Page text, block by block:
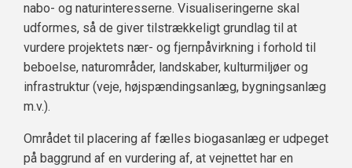
nabo- og naturinteresserne. Visualiseringerne skal
udformes, så de giver tilstrækkeligt grundlag til at
vurdere projektets nær- og fjernpåvirkning i forhold til
beboelse, naturområder, landskaber, kulturmiljøer og
infrastruktur (veje, højspændingsanlæg, bygningsanlæg
m.v.).
Området til placering af fælles biogasanlæg er udpeget
på baggrund af en vurdering af, at vejnettet har en